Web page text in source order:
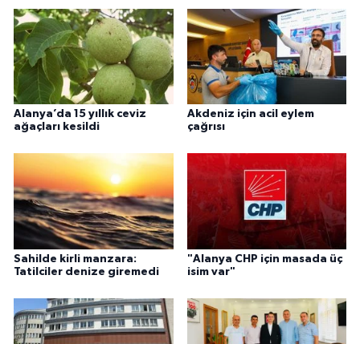
Alanya’da 15 yıllık ceviz
ağaçları kesildi
Akdeniz için acil eylem
çağrısı
Sahilde kirli manzara:
Tatilciler denize giremedi
"Alanya CHP için masada üç
isim var"